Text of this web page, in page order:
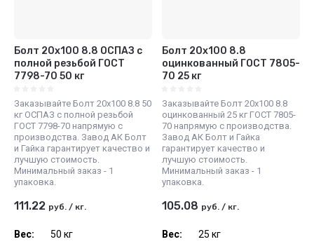
Болт 20х100 8.8 ОСПАЗ с
полной резьбой ГОСТ
7798-70 50 кг
Заказывайте Болт 20х100 8.8 50
кг ОСПАЗ с полной резьбой
ГОСТ 7798-70 напрямую с
производства. Завод АК Болт
и Гайка гарантирует качество и
лучшую стоимость.
Минимальный заказ - 1
упаковка.
111.22 руб. / кг.
Вес: 50 кг
Болт 20х100 8.8
оцинкованный ГОСТ 7805-
70 25 кг
Заказывайте Болт 20х100 8.8
оцинкованный 25 кг ГОСТ 7805-
70 напрямую с производства.
Завод АК Болт и Гайка
гарантирует качество и
лучшую стоимость.
Минимальный заказ - 1
упаковка.
105.08 руб. / кг.
Вес: 25 кг